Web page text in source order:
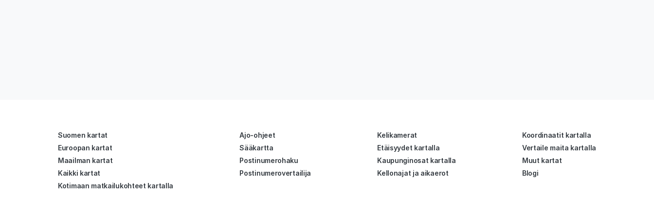
Suomen kartat
Euroopan kartat
Maailman kartat
Kaikki kartat
Kotimaan matkailukohteet kartalla
Ajo-ohjeet
Sääkartta
Postinumerohaku
Postinumerovertailija
Kelikamerat
Etäisyydet kartalla
Kaupunginosat kartalla
Kellonajat ja aikaerot
Koordinaatit kartalla
Vertaile maita kartalla
Muut kartat
Blogi